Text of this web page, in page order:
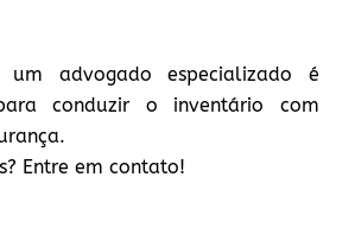
advogado especializado é
conduzir o inventário com
Entre em contato!